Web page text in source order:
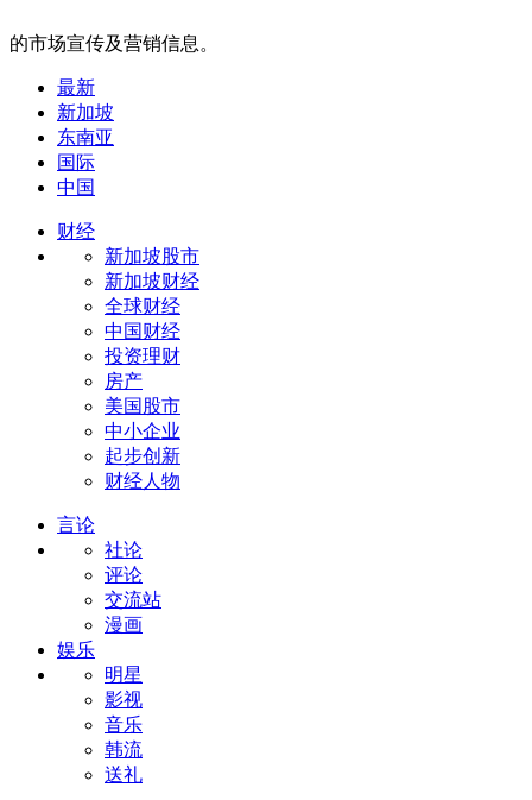
的市场宣传及营销信息。
最新
新加坡
东南亚
国际
中国
财经
新加坡股市
新加坡财经
全球财经
中国财经
投资理财
房产
美国股市
中小企业
起步创新
财经人物
言论
社论
评论
交流站
漫画
娱乐
明星
影视
音乐
韩流
送礼